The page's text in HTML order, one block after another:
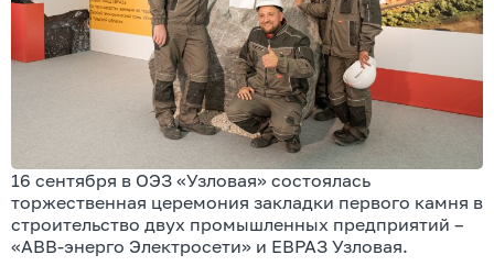
16 сентября в ОЭЗ «Узловая» состоялась
торжественная церемония закладки первого камня в
строительство двух промышленных предприятий –
«АВВ-энерго Электросети» и ЕВРАЗ Узловая.